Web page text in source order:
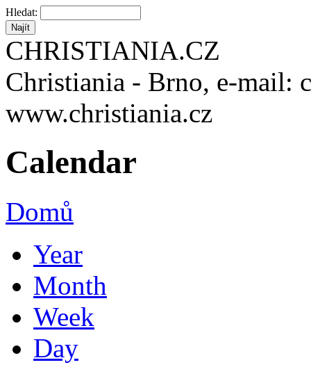
Hledat:
CHRISTIANIA.CZ
Christiania - Brno, e-mail:
www.christiania.cz
Calendar
Domů
Year
Month
Week
Day